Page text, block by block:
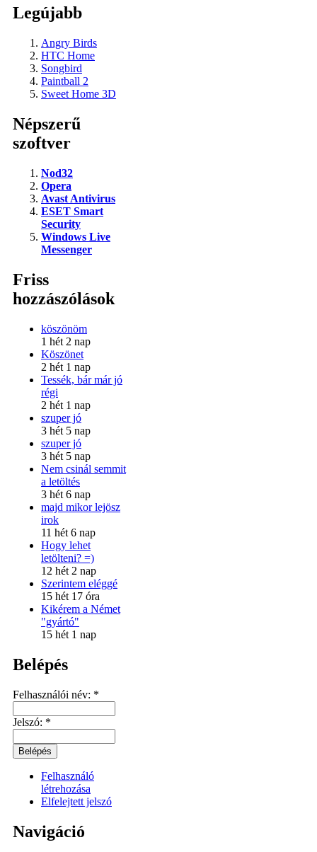
Legújabb
Angry Birds
HTC Home
Songbird
Paintball 2
Sweet Home 3D
Népszerű
szoftver
Nod32
Opera
Avast Antivirus
ESET Smart
Security
Windows Live
Messenger
Friss
hozzászólások
köszönöm
1 hét 2 nap
Köszönet
2 hét 1 nap
Tessék, bár már jó
régi
2 hét 1 nap
szuper jó
3 hét 5 nap
szuper jó
3 hét 5 nap
Nem csinál semmit
a letöltés
3 hét 6 nap
majd mikor lejösz
irok
11 hét 6 nap
Hogy lehet
letölteni? =)
12 hét 2 nap
Szerintem eléggé
15 hét 17 óra
Kikérem a Német
"gyártó"
15 hét 1 nap
Belépés
Felhasználói név: *
Jelszó: *
Felhasználó
létrehozása
Elfelejtett jelszó
Navigáció